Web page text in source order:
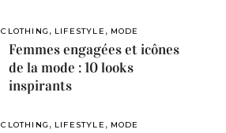
CLOTHING , LIFESTYLE , MODE
Femmes engagées et icônes
de la mode : 10 looks
inspirants
CLOTHING , LIFESTYLE , MODE